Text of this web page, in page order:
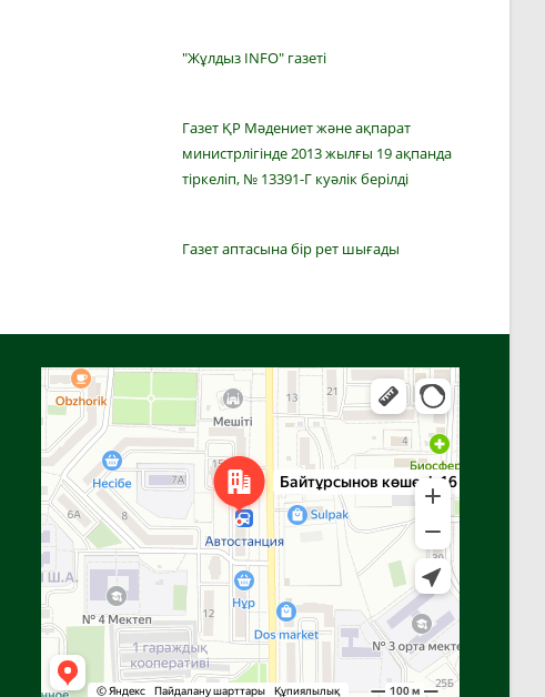
"Жұлдыз INFO" газеті
Газет ҚР Мәдениет және ақпарат
министрлігінде 2013 жылғы 19 ақпанда
тіркеліп, № 13391-Г куәлік берілді
Газет аптасына бір рет шығады
Алға
Яндекс Карталар — көлік, навигация, орындарды іздеу